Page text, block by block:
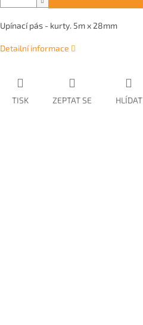
Upínací pás - kurty. 5m x 28mm
Detailní informace
TISK ZEPTAT SE HLÍDAT